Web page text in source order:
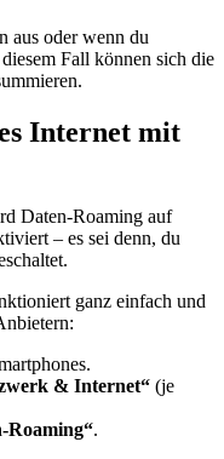
aus oder wenn du
Fall können sich die
Internet mit
Daten-Roaming auf
– es sei denn, du
ganz einfach und
& Internet“ (je
Roaming“.